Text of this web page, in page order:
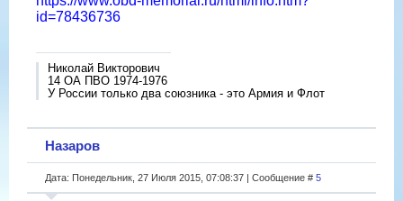
id=78436736
Николай Викторович
14 ОА ПВО 1974-1976
У России только два союзника - это Армия и Флот
Назаров
Дата: Понедельник, 27 Июля 2015, 07:08:37 | Сообщение # 5